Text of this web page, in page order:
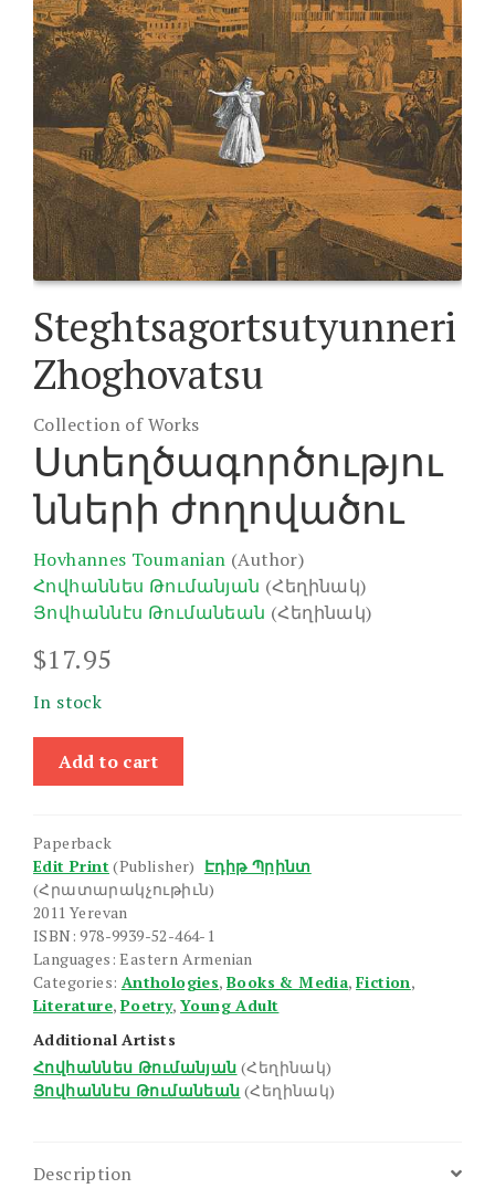
Steghtsagortsutyunneri
Zhoghovatsu
Collection of Works
Ստեղծագործությու
նների ժողովածու
Hovhannes Toumanian (Author)
Հովհաննես Թումանյան (Հեղինակ)
Յովհաննէս Թումանեան (Հեղինակ)
$17.95
In stock
Steghtsagortsutyunneri
Zhoghovatsu
Add to cart
Paperback
Edit Print(Publisher) Էդիթ Պրինտ
(Հրատարակչութիւն)
2011 Yerevan
ISBN: 978-9939-52-464-1
Languages: Eastern Armenian
Categories: Anthologies,Books & Media,Fiction,
Literature, Poetry,Young Adult
Additional Artists
Հովհաննես Թումանյան (Հեղինակ)
Յովհաննէս Թումանեան (Հեղինակ)
Description